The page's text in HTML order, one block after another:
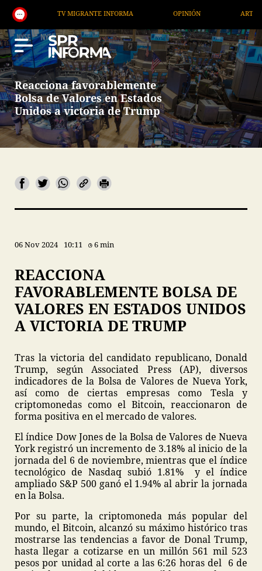
TV MIGRANTE INFORMA ARTÍCULOS
Reacciona favorablemente
Bolsa de Valores en Estados
Unidos a victoria de Trump
06 Nov 2024 10:11 6 min
REACCIONA
FAVORABLEMENTE BOLSA DE
VALORES EN ESTADOS UNIDOS
A VICTORIA DE TRUMP
Tras la victoria del candidato republicano, Donald
Trump, según Associated Press (AP), diversos
indicadores de la Bolsa de Valores de Nueva York,
así como de ciertas empresas como Tesla y
criptomonedas como el Bitcoin, reaccionaron de
forma positiva en el mercado de valores.
El índice Dow Jones de la Bolsa de Valores de Nueva
York registró un incremento de 3.18% al inicio de la
jornada del 6 de noviembre, mientras que el índice
tecnológico de Nasdaq subió 1.81% y el índice
ampliado S&P 500 ganó el 1.94% al abrir la jornada
en la Bolsa.
Por su parte, la criptomoneda más popular del
mundo, el Bitcoin, alcanzó su máximo histórico tras
mostrarse las tendencias a favor de Donal Trump,
hasta llegar a cotizarse en un millón 561 mil 523
pesos por unidad al corte a las 6:26 horas del 6 de